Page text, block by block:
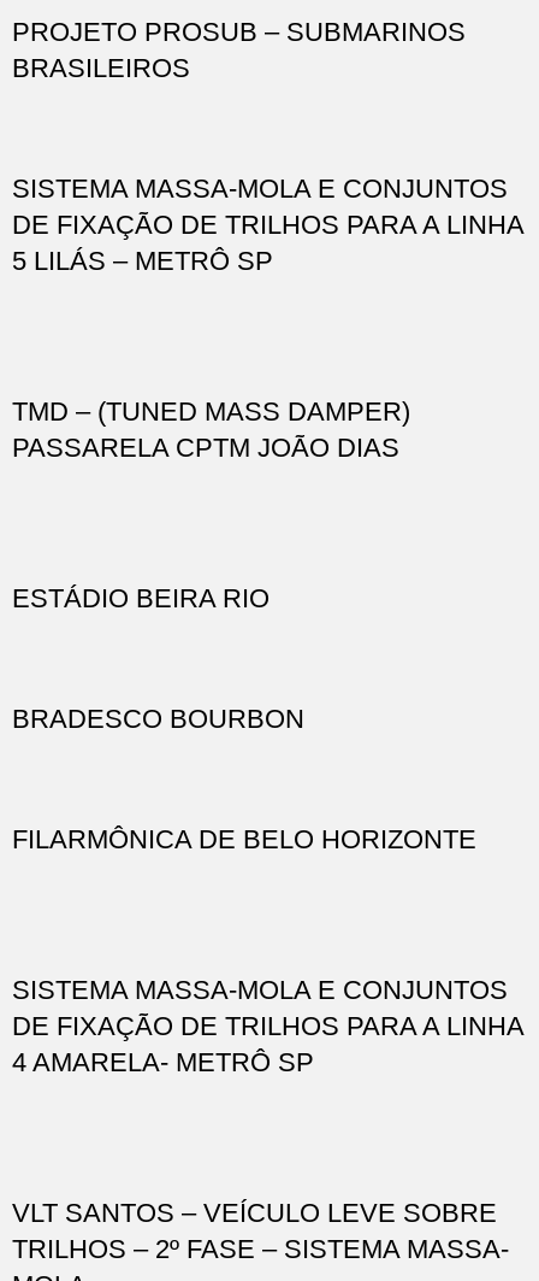
PROJETO PROSUB – SUBMARINOS
BRASILEIROS
SISTEMA MASSA-MOLA E CONJUNTOS
DE FIXAÇÃO DE TRILHOS PARA A LINHA
5 LILÁS – METRÔ SP
TMD – (TUNED MASS DAMPER)
PASSARELA CPTM JOÃO DIAS
ESTÁDIO BEIRA RIO
BRADESCO BOURBON
FILARMÔNICA DE BELO HORIZONTE
SISTEMA MASSA-MOLA E CONJUNTOS
DE FIXAÇÃO DE TRILHOS PARA A LINHA
4 AMARELA- METRÔ SP
VLT SANTOS – VEÍCULO LEVE SOBRE
TRILHOS – 2º FASE – SISTEMA MASSA-